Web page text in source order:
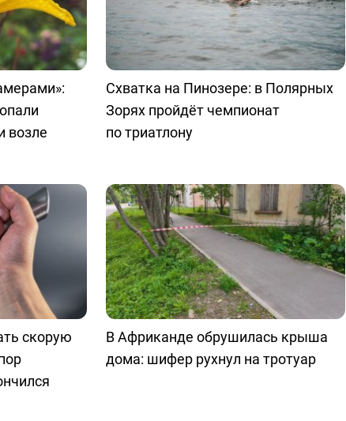
возле
Схватка на Пинозере: в Полярных
Зорях пройдёт чемпионат
по триатлону
скорую
В Африканде обрушилась крыша
дома: шифер рухнул на тротуар